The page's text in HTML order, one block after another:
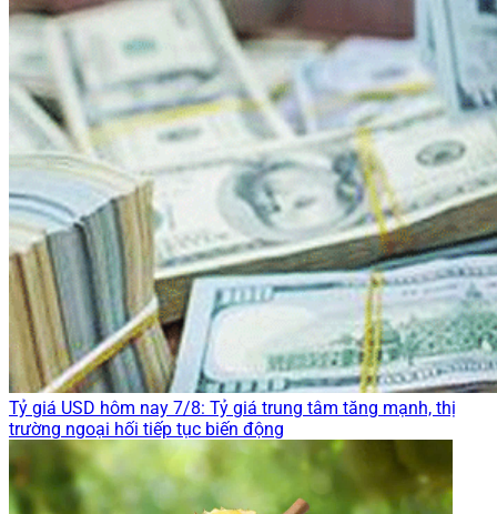
Tỷ giá USD hôm nay 7/8: Tỷ giá trung tâm tăng mạnh, thị
trường ngoại hối tiếp tục biến động